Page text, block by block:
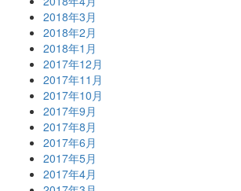
2018年3月
2018年2月
2018年1月
2017年12月
2017年11月
2017年10月
2017年9月
2017年8月
2017年6月
2017年5月
2017年4月